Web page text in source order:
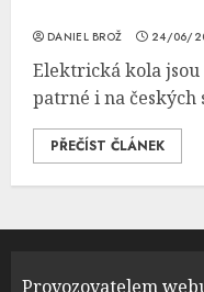
DANIEL BROŽ 24/06/
Elektrická kola jsou
patrné i na českých
PŘEČÍST ČLÁNEK
Provozovatelem